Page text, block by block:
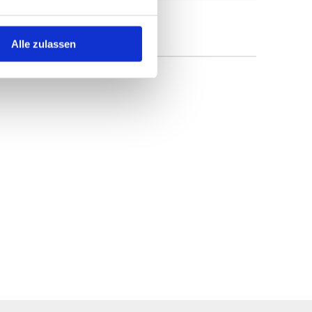
Alle zulassen